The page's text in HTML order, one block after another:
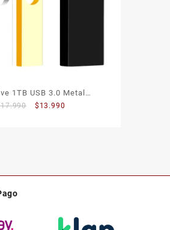
1TB USB 3.0 Metal
Resistente
17.990
El
$ 13.990